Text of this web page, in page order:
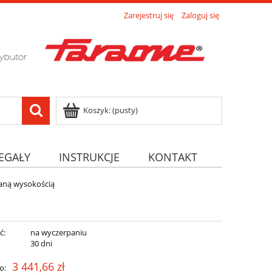
Zarejestruj się Zaloguj się
Koszyk:(pusty)
INSTRUKCJE KONTAKT
wysokością
na wyczerpaniu
30 dni
3 441,66 zł